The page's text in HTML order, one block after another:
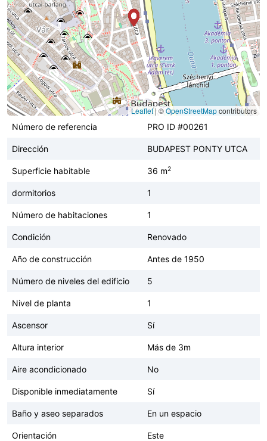
Leaflet | ©OpenStreetMapcontributors
Número de referencia
PRO ID #00261
Dirección BUDAPEST PONTY UTCA
Superficie habitable 36 m2
dormitorios 1
Número de habitaciones 1
Condición Renovado
Año de construcción Antes de 1950
Número de niveles del edificio 5
Nivel de planta 1
Ascensor Sí
Altura interior Más de 3m
Aire acondicionado No
Disponible inmediatamente Sí
Baño y aseo separados En un espacio
Orientación Este